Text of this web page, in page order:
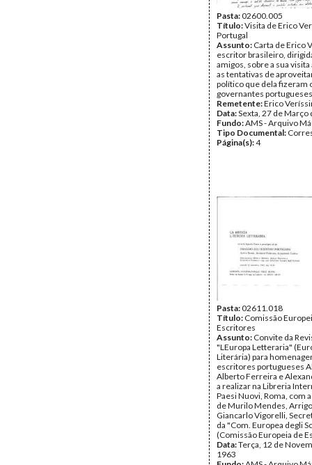
Pasta:02600.005
Título:Visita de Erico
Portugal
Assunto: Carta de Erico
escritor brasileiro,
amigos, sobre a sua visita
as tentativas de
político que dela fizeram
governantes
Remetente:Erico
Data:Sexta, 27 de Março
Fundo:AMS - Arquivo
Tipo Documental:
Página(s):4
Pasta:02611.018
Título: Comissão
Escritores
Assunto: Convite da
"LEuropa Letteraria"
Literária) para
escritores portugueses
Alberto Ferreira e
a realizar na Libreria
Paesi Nuovi, Roma, com
de Murilo Mendes,
Giancarlo Vigorelli,
da "Com. Europea degli
(Comissão Europeia de
Data:Terça, 12 de
1963